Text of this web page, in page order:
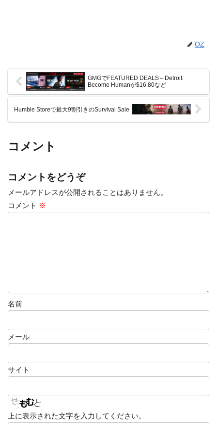
OZ
GMGでFEATURED DEALS～Detroit:
Become Humanが$16.80など
Humble Storeで最大9割引きのSurvival Sale
コメント
コメントをどうぞ
メールアドレスが公開されることはありません。
コメント ※
名前
メール
サイト
上に表示された文字を入力してください。